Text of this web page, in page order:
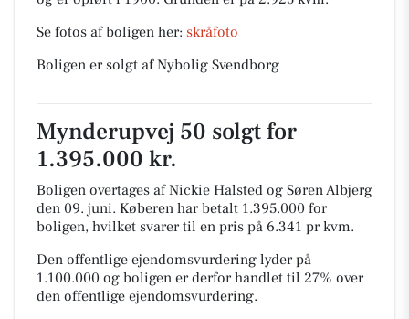
Se fotos af boligen her: skråfoto
Boligen er solgt af Nybolig Svendborg
Mynderupvej 50 solgt for
1.395.000 kr.
Boligen overtages af Nickie Halsted og Søren Albjerg
den 09. juni. Køberen har betalt 1.395.000 for
boligen, hvilket svarer til en pris på 6.341 pr kvm.
Den offentlige ejendomsvurdering lyder på
1.100.000 og boligen er derfor handlet til 27% over
den offentlige ejendomsvurdering.